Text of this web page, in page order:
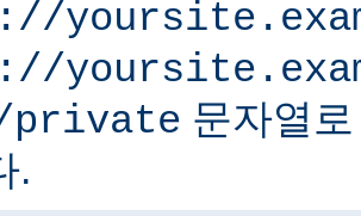
private 문자열
.